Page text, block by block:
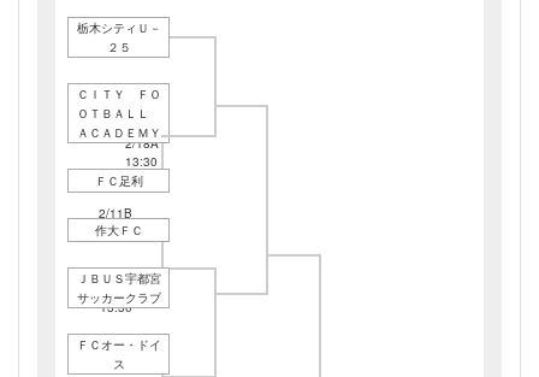
栃木シティＵ－
２５
2/18A
13:30
ＣＩＴＹ ＦＯ
ＯＴＢＡＬＬ
ＡＣＡＤＥＭＹ
2/11B
11:00
ＦＣ足利
作大ＦＣ
2/11B
13:30
ＪＢＵＳ宇都宮
サッカークラブ
ＦＣオー・ドイ
ス